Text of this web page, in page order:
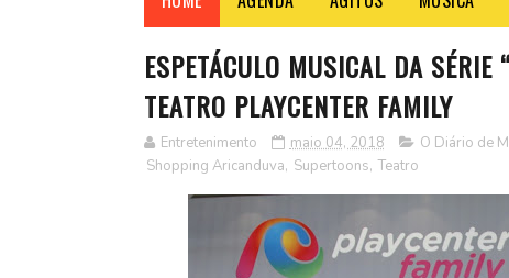
ESPETÁCULO MUSICAL DA
TEATRO PLAYCENTER FAMILY
Entretenimento maio 04, 2018 O Diário de
Shopping Aricanduva, Supertoons, Teatro